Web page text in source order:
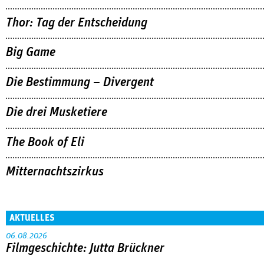
Thor: Tag der Entscheidung
Big Game
Die Bestimmung – Divergent
Die drei Musketiere
The Book of Eli
Mitternachtszirkus
AKTUELLES
06.08.2026
Filmgeschichte: Jutta Brückner